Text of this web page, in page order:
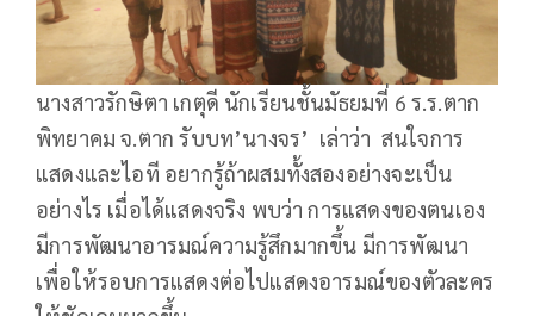
นางสาวรักษิตา เกตุดี นักเรียนชั้นมัธยมที่ 6 ร.ร.ตาก
พิทยาคม จ.ตาก รับบท’นางจร’ เล่าว่า สนใจการ
แสดงและไอที อยากรู้ถ้าผสมทั้งสองอย่างจะเป็น
อย่างไร เมื่อได้แสดงจริง พบว่า การแสดงของตนเอง
มีการพัฒนาอารมณ์ความรู้สึกมากขึ้น มีการพัฒนา
เพื่อให้รอบการแสดงต่อไปแสดงอารมณ์ของตัวละคร